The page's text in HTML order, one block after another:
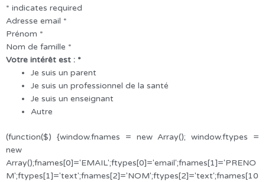
* indicates required
Adresse email *
Prénom *
Nom de famille *
Votre intérêt est : *
Je suis un parent
Je suis un professionnel de la santé
Je suis un enseignant
Autre
(function($) {window.fnames = new Array(); window.ftypes =
new
Array();fnames[0]='EMAIL';ftypes[0]='email';fnames[1]='PRENO
M';ftypes[1]='text';fnames[2]='NOM';ftypes[2]='text';fnames[10